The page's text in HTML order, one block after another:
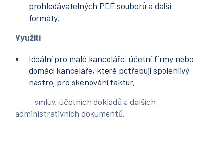
prohledávatelných PDF souborů a další
formáty.
Využití
Ideální pro malé kanceláře, účetní firmy nebo
domácí kanceláře, které potřebují spolehlivý
nástroj pro skenování faktur,
smluv, účetních dokladů a dalších
administrativních dokumentů.